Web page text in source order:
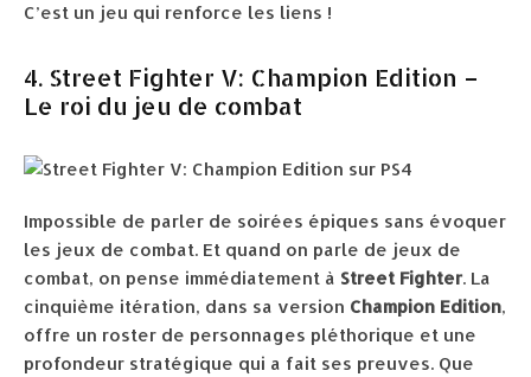
C’est un jeu qui renforce les liens !
4. Street Fighter V: Champion Edition –
Le roi du jeu de combat
Impossible de parler de soirées épiques sans évoquer
les jeux de combat. Et quand on parle de jeux de
combat, on pense immédiatement à Street Fighter. La
cinquième itération, dans sa version Champion Edition,
offre un roster de personnages pléthorique et une
profondeur stratégique qui a fait ses preuves. Que